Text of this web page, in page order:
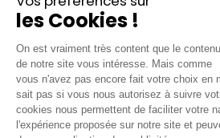
Vous pouvez
pour…
Dépoussiérer et ranger
Nettoyer vos sols
moquette, etc.)